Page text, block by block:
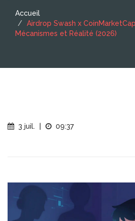
Accueil
Airdrop Swash x
Mécanismes et Réalité (2026)
3 juil. 09:37